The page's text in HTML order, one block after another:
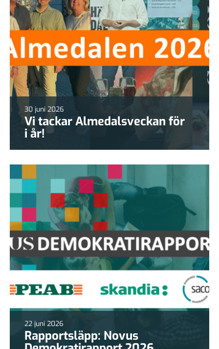
30 juni 2026
Vi tackar Almedalsveckan för
i år!
22 juni 2026
Rapportsläpp: Novus